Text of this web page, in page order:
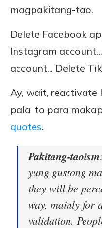
magpakitang-tao.
Delete Facebook
Instagram
account... Delete
Ay, wait, reactivate
pala 'to para
quotes.
Pakitang-taoism
yung gustong
they will be
way, mainly for
validation.